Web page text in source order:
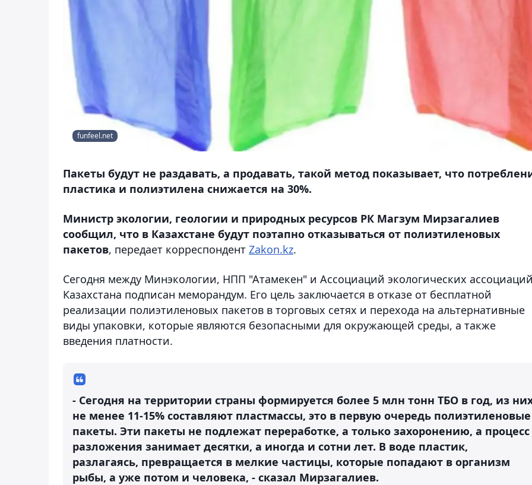
funfeel.net
Пакеты будут не раздавать, а продавать, такой метод показывает, что
пластика и полиэтилена снижается на 30%.
Министр экологии, геологии и природных ресурсов РК Магзум Мирзагалиев
сообщил, что в Казахстане будут поэтапно отказываться от полиэтиленовых
пакетов, передает корреспондент Zakon.kz.
Сегодня между Минэкологии, НПП "Атамекен" и Ассоциаций экологических
Казахстана подписан меморандум. Его цель заключается в отказе от бесплатной
реализации полиэтиленовых пакетов в торговых сетях и перехода на альтернативные
виды упаковки, которые являются безопасными для окружающей среды, а также
введения платности.
- Сегодня на территории страны формируется более 5 млн тонн ТБО в год, из
не менее 11-15% составляют пластмассы, это в первую очередь полиэтиленовые
пакеты. Эти пакеты не подлежат переработке, а только захоронению, а процесс
разложения занимает десятки, а иногда и сотни лет. В воде пластик,
разлагаясь, превращается в мелкие частицы, которые попадают в организм
рыбы, а уже потом и человека, - сказал Мирзагалиев.